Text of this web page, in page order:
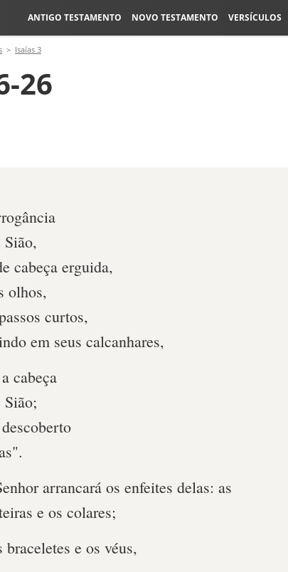
ANTIGO TESTAMENTO NOVO TESTAMENTO VERSÍCULOS
Isaías 3
26
Sião,
cabeça erguida,
olhos,
curtos,
em seus calcanhares,
cabeça
Sião;
arrancará os enfeites delas: as
e os colares;
braceletes e os véus,